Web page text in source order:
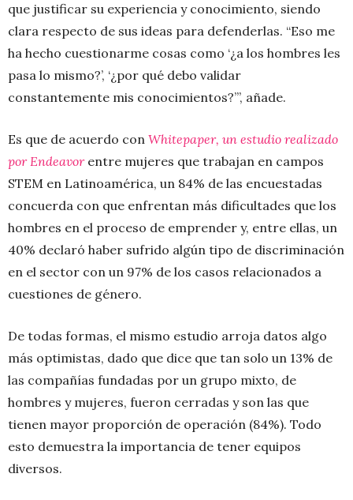
que justificar su experiencia y conocimiento, siendo
clara respecto de sus ideas para defenderlas. “Eso me
ha hecho cuestionarme cosas como ‘¿a los hombres les
pasa lo mismo?’, ‘¿por qué debo validar
constantemente mis conocimientos?’”, añade.
Es que de acuerdo con Whitepaper, un estudio realizado
por Endeavorentre mujeres que trabajan en campos
STEM en Latinoamérica, un 84% de las encuestadas
concuerda con que enfrentan más dificultades que los
hombres en el proceso de emprender y, entre ellas, un
40% declaró haber sufrido algún tipo de discriminación
en el sector con un 97% de los casos relacionados a
cuestiones de género.
De todas formas, el mismo estudio arroja datos algo
más optimistas, dado que dice que tan solo un 13% de
las compañías fundadas por un grupo mixto, de
hombres y mujeres, fueron cerradas y son las que
tienen mayor proporción de operación (84%). Todo
esto demuestra la importancia de tener equipos
diversos.